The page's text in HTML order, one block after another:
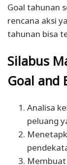
Goal tahunan
rencana aksi
tahunan bisa
Silabus
Goal and
Analisa
peluang
Membuat